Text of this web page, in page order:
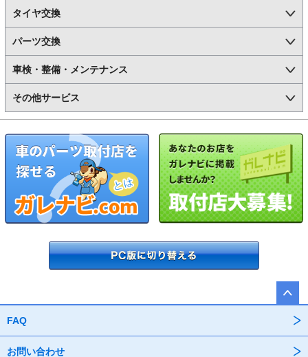
タイヤ交換
パーツ交換
車検・整備・メンテナンス
その他サービス
FAQ
お問い合わせ